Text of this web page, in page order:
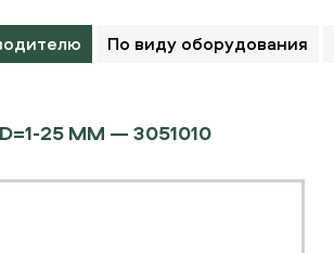
По виду оборудования
25 ММ — 3051010